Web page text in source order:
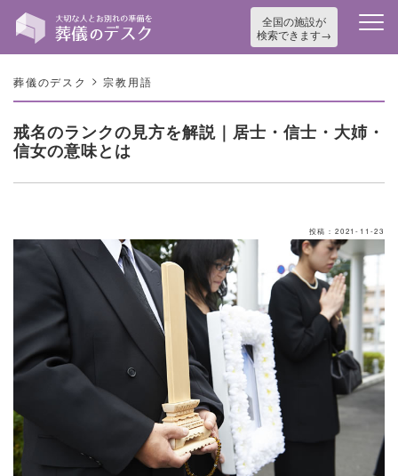
全国の施設が
検索できます
葬儀のデスク >宗教用語
戒名のランクの見方を解説｜居士・信士・大姉・
信女の意味とは
投稿：2021-11-23